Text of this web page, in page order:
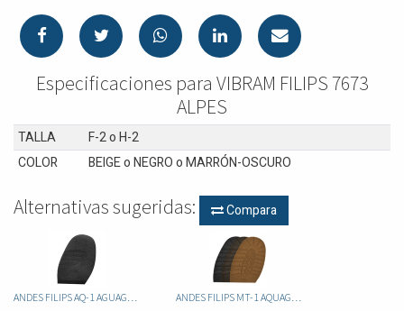
Especificaciones para VIBRAM FILIPS 7673
ALPES
TALLA F-2oH-2
COLOR
BEIGEoNEGROoMARRÓN-OSCURO
Alternativas sugeridas: Compara
ANDES FILIPS AQ-1 AGUAGRIP ANDES FILIPS MT-1 AQUAGRIP